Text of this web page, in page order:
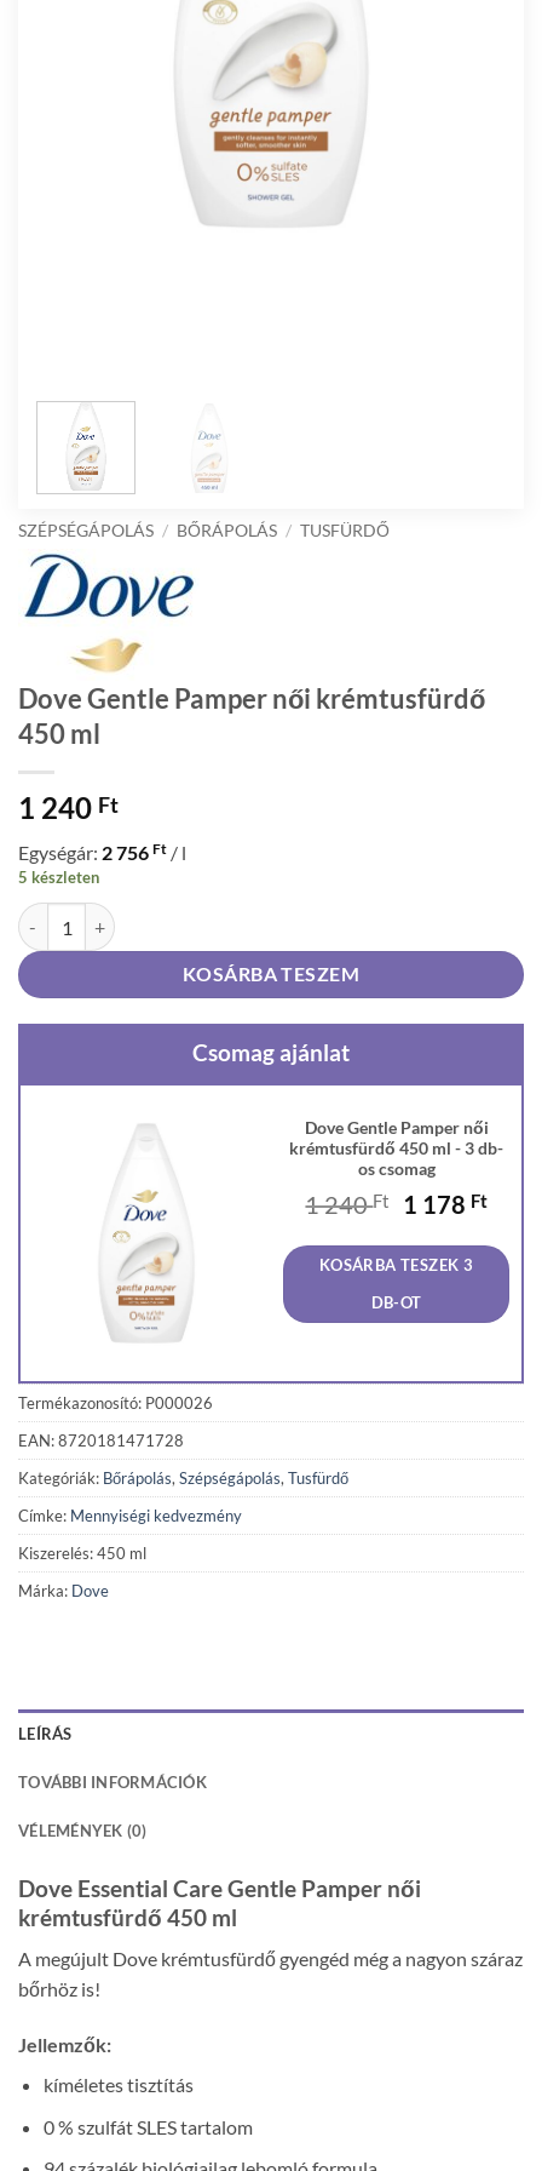
SZÉPSÉGÁPOLÁS / BŐRÁPOLÁS / TUSFÜRDŐ
Dove Gentle Pamper női krémtusfürdő
450 ml
1 240 Ft
Egységár: 2 756 Ft / l
5 készleten
Dove Gentle Pamper női krémtusfürdő 450 ml mennyiség
KOSÁRBA TESZEM
Csomag ajánlat
Dove Gentle Pamper női
krémtusfürdő 450 ml - 3 db-
os csomag
1 240Ft
Original
was:
1
240 Ft.
1 178 Ft
is:
178
KOSÁRBA TESZEK 3
DB-OT
Termékazonosító: P000026
EAN: 8720181471728
Kategóriák: Bőrápolás, Szépségápolás, Tusfürdő
Címke: Mennyiségi kedvezmény
Kiszerelés: 450 ml
Márka: Dove
LEÍRÁS
TOVÁBBI INFORMÁCIÓK
VÉLEMÉNYEK (0)
Dove Essential Care Gentle Pamper női
krémtusfürdő 450 ml
A megújult Dove krémtusfürdő gyengéd még a nagyon száraz
bőrhöz is!
Jellemzők:
kíméletes tisztítás
0 % szulfát SLES tartalom